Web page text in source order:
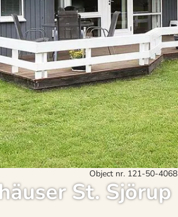
Object nr. 121-50-4068
St. Sjörup